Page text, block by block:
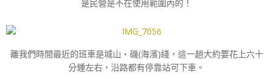
是民營是不在使用範圍內的！
離我們時間最近的班車是城山・磯(海濱)綫，這一趟大約要花上六十
分鍾左右，沿路都有停靠站可下車。